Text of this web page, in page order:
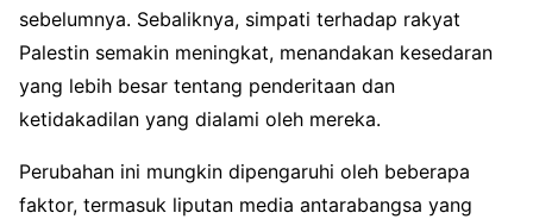
sebelumnya. Sebaliknya, simpati terhadap rakyat
Palestin semakin meningkat, menandakan kesedaran
yang lebih besar tentang penderitaan dan
ketidakadilan yang dialami oleh mereka.
Perubahan ini mungkin dipengaruhi oleh beberapa
faktor, termasuk liputan media antarabangsa yang